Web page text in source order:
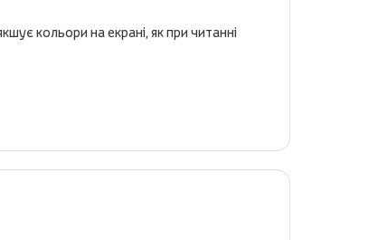
кольори на екрані, як при читанні